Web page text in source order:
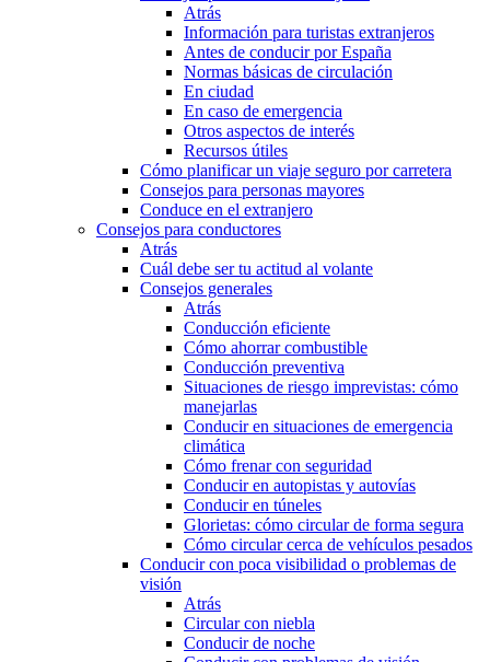
Atrás
Información para turistas extranjeros
Antes de conducir por España
Normas básicas de circulación
En ciudad
En caso de emergencia
Otros aspectos de interés
Recursos útiles
Cómo planificar un viaje seguro por carretera
Consejos para personas mayores
Conduce en el extranjero
Consejos para conductores
Atrás
Cuál debe ser tu actitud al volante
Consejos generales
Atrás
Conducción eficiente
Cómo ahorrar combustible
Conducción preventiva
Situaciones de riesgo imprevistas: cómo
manejarlas
Conducir en situaciones de emergencia
climática
Cómo frenar con seguridad
Conducir en autopistas y autovías
Conducir en túneles
Glorietas: cómo circular de forma segura
Cómo circular cerca de vehículos pesados
Conducir con poca visibilidad o problemas de
visión
Atrás
Circular con niebla
Conducir de noche